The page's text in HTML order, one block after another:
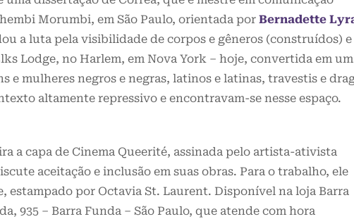
Morumbi, em São Paulo, orientada por Bernadette
a luta pela visibilidade de corpos e gêneros (construídos) e
Lodge, no Harlem, em Nova York – hoje, convertida em
e mulheres negros e negras, latinos e latinas, travestis e
altamente repressivo e encontravam-se nesse espaço.
a capa de Cinema Queerité, assinada pelo artista-ativista
aceitação e inclusão em suas obras. Para o trabalho, ele
estampado por Octavia St. Laurent. Disponível na loja Barra
935 – Barra Funda – São Paulo, que atende com hora